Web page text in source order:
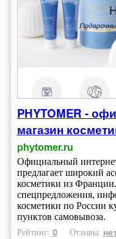
PHYTOMER -
магазин
phytomer.ru
Официальный
предлагает широкий
косметики из
спецпредложения,
косметики по России
пунктов самовывоза.
Рейтинг: 0 Отзывы: